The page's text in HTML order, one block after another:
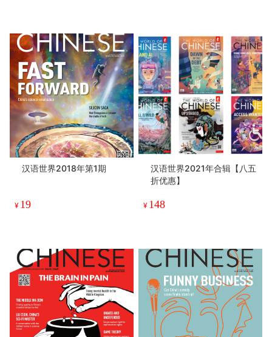
汉语世界2018年第1期
¥ 19
汉语世界2021年合辑【八五
折优惠】
¥ 148